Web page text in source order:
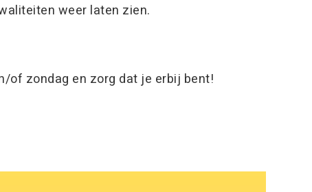
weer laten zien.
of zondag en zorg dat je erbij bent!